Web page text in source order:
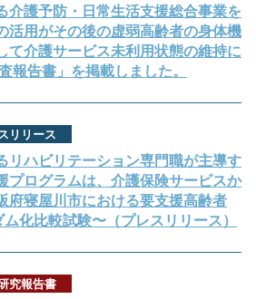
介護予防・日常生活支援総合事業を
活用がその後の虚弱高齢者の身体機
て介護サービス未利用状態の維持に
報告書」を掲載しました。
リリース
リハビリテーション専門職が主導す
プログラムは、介護保険サービスか
府寝屋川市における要支援高齢者
化比較試験〜（プレスリリース）
究報告書